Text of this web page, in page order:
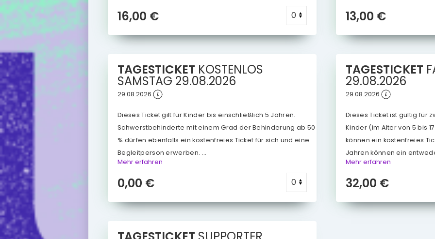
16,00 € 13,00 €
TAGESTICKET KOSTENLOS
SAMSTAG 29.08.2026
29.08.2026
Dieses Ticket gilt für Kinder bis einschließlich 5 Jahren.
Schwerstbehinderte mit einem Grad der Behinderung ab 50
% dürfen ebenfalls ein kostenfreies Ticket für sich und eine
Begleitperson erwerben. ...
Mehr erfahren
0,00 €
TAGESTICKET
29.08.2026
29.08.2026
Dieses Ticket ist gültig für
Kinder (im Alter von 5 bis
können ein kostenfreies
Jahren können ein
Mehr erfahren
32,00 €